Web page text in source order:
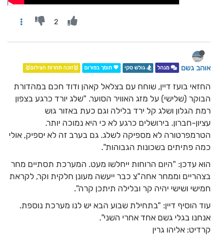
2
אוהב גשם מנהל 🏂 גולש סקי 💖 תומך בפורום 🥇זוכה תחרות הצילום🥇
החזאי בועז דיין, שוחח עם בצלאל קאהן ודוד חכם במהדורת
הבוקר (שלישי) על מזג האוויר הסוער. "שלג יורד כרגע בצפון
רמת הגלון ושלג קל ירד בלילה וגם כעת באזור גוש
עציון-חברון. בירושלים כרגע לא כי היא נמוכה יותר.
הטרמפרטורה לא מספיקה לשלג. גם בערב זה לא יספיק, אולי
כמה פתיתים בשכונות הגבוהות".
הוא עדכן: "היום הרוחות ייחלשו מעט. המערכת תסתיים מחר
בצהריים וממחר אחה"צ כבר ייעשה מעונן חלקית וקר, לקראת
חמישי ושישי יהיה קר ובלילה תיתכן קרה".
עוד הוסיף דיין: "בתחילת שבוע הבא יש לנו מערכת נוספת.
אנחנו בגלי גשם אחד אחרי השני".
קרדיט: אליהו גרין